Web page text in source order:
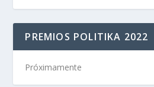
PREMIOS POLITIKA 2022
Próximamente